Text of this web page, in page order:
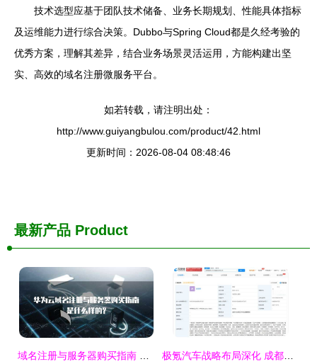
技术选型应基于团队技术储备、业务长期规划、性能具体指标
及运维能力进行综合决策。Dubbo与Spring Cloud都是久经考验的
优秀方案，理解其差异，结合业务场景灵活运用，方能构建出坚
实、高效的域名注册微服务平台。
如若转载，请注明出处：
http://www.guiyangbulou.com/product/42.html
更新时间：2026-08-04 08:48:46
最新产品 Product